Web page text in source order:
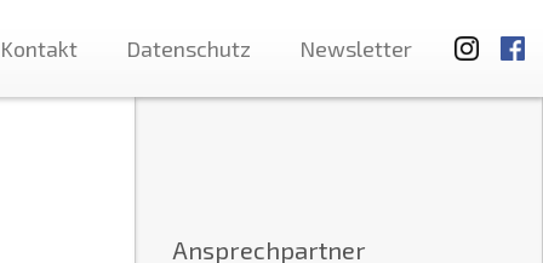
Kontakt Datenschutz Newsletter
Ansprechpartner